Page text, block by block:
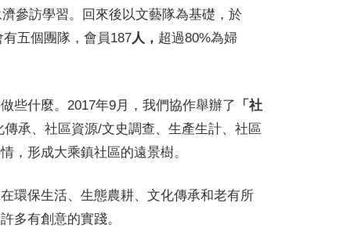
參訪學習。回來後以文藝隊為基礎，於
五個團隊，會員187人， 超過80%為婦
些什麼。2017年9月，我們協作舉辦了 「社
承、社區資源/文史調查、生產生計、社區
，形成大乘鎮社區的遠景樹。
環保生活、生態農耕、文化傳承和老有所
多有創意的實踐。